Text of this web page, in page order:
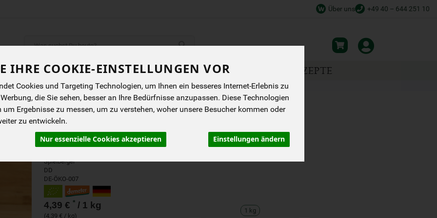
IHRE COOKIE-EINSTELLUNGEN VOR
Cookies und Targeting Technologien, um Ihnen ein besseres Internet-Erlebnis zu
die Sie sehen, besser an Ihre Bedürfnisse anzupassen. Diese Technologien
Ergebnisse zu messen, um zu verstehen, woher unsere Besucher kommen oder
zu entwickeln.
Nur essenzielle Cookies akzeptieren Einstellungen ändern
+49 40 – 644 251 10
Über uns
BIOKISTEN ANGEBOTE NEUES INSPIRATION REZEPTE
DINKELMEHL 630
Für helles Gebäck, Pizzateig, Kuchen, Brot und
Brötchen
Spielberger
DD
DE-ÖKO-007
4,39 € * / 1 kg
(4,39 € / kg)
1 kg